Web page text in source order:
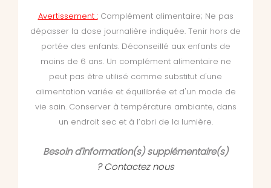
Avertissement : Complément alimentaire; Ne pas
dépasser la dose journalière indiquée. Tenir hors de
portée des enfants. Déconseillé aux enfants de
moins de 6 ans. Un complément alimentaire ne
peut pas être utilisé comme substitut d'une
alimentation variée et équilibrée et d'un mode de
vie sain. Conserver à température ambiante, dans
un endroit sec et à l’abri de la lumière.
Besoin d'information(s) supplémentaire(s)
?Contactez nous